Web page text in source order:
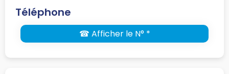
Téléphone
☎ Afficher le N° *